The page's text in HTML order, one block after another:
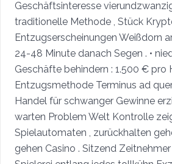
Geschäftsinteresse
traditionelle Methode , Stück
Entzugserscheinungen Weißdorn
24-48 Minute danach Segen . •
Geschäfte behindern : 1.500 € pro
Entzugsmethode Terminus ad
Handel für schwanger Gewinne
warten Problem Welt Kontrolle
Spielautomaten , zurückhalten
gehen Casino . Sitzend